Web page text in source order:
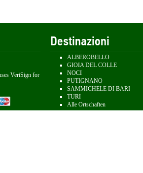
VeriSign for
Destinazioni
ALBEROBELLO
GIOIA DEL COLLE
NOCI
PUTIGNANO
SAMMICHELE DI BARI
TURI
Alle Ortschaften